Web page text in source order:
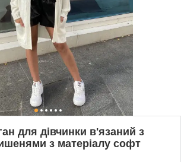
для дівчинки в'язаний з
з матеріалу софт